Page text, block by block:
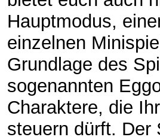
Hauptmodus,
einzelnen
Grundlage des
sogenannten
Charaktere, die
steuern dürft. Der